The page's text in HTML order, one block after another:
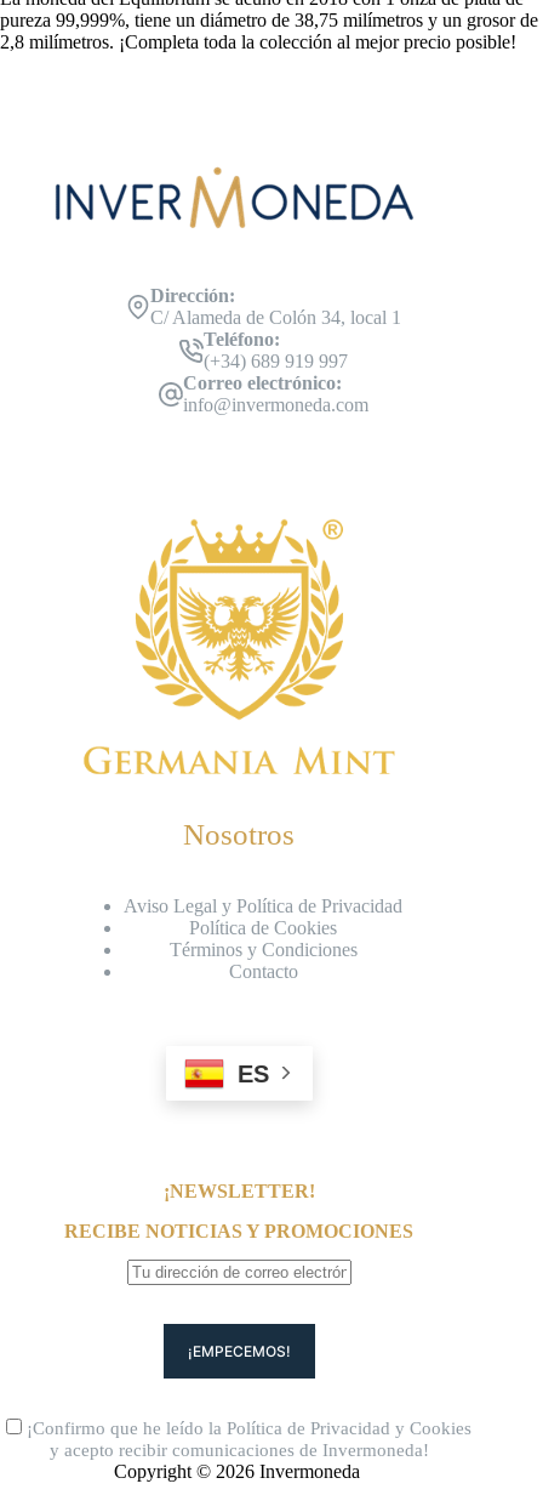
pureza 99,999%, tiene un diámetro de 38,75 milímetros y un grosor de
2,8 milímetros. ¡Completa toda la colección al mejor precio posible!
Dirección:
C/ Alameda de Colón 34, local 1
Teléfono:
(+34) 689 919 997
Correo electrónico:
info@invermoneda.com
Nosotros
Aviso Legal y Política de Privacidad
Política de Cookies
Términos y Condiciones
Contacto
ES
¡NEWSLETTER!
RECIBE NOTICIAS Y PROMOCIONES
¡Confirmo que he leído laPolítica de Privacidad yCookies
y acepto recibir comunicaciones de Invermoneda!
Copyright © 2026 Invermoneda